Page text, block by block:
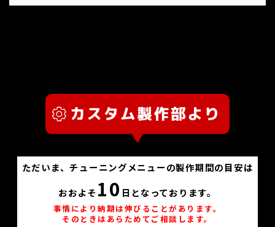
ただいま、チューニングメニューの製作期間の目安は
おおよそ 10 日となっております。
事情により納期は伸びることがあります。
そのときはあらためてご相談します。